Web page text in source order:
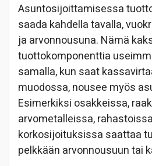
Asuntosijoittamisessa
saada kahdella tavalla,
ja arvonnousuna. Nämä
tuottokomponenttia
samalla, kun saat
muodossa, nousee myös
Esimerkiksi osakkeissa,
arvometalleissa,
korkosijoituksissa saattaa
pelkkään arvonnousuun tai